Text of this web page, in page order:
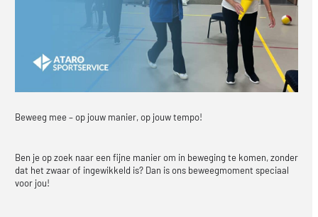
Beweeg mee – op jouw manier, op jouw tempo!
Ben je op zoek naar een fijne manier om in beweging te komen, zonder
dat het zwaar of ingewikkeld is? Dan is ons beweegmoment speciaal
voor jou!